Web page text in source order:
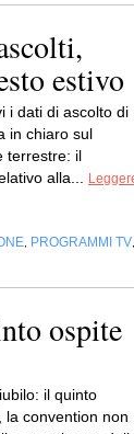
estivo
i dati di ascolto di
in chiaro sul
terrestre: il
alla...
PROGRAMMI TV
ospite
il quinto
la convention non